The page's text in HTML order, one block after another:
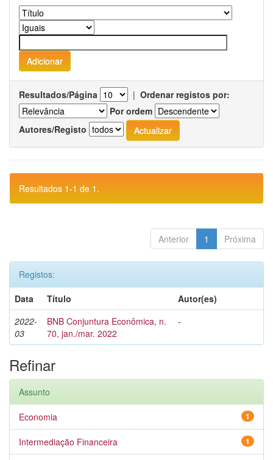
Resultados/Página | Ordenar registos por:
Por ordem
Autores/Registo
Resultados 1-1 de 1.
Anterior 1 Próxima
Registos:
Data
Título
Autor(es)
2022-
03
BNB Conjuntura Econômica, n.
70, jan./mar. 2022
-
Refinar
Assunto
1
Economia
1
Intermediação Financeira